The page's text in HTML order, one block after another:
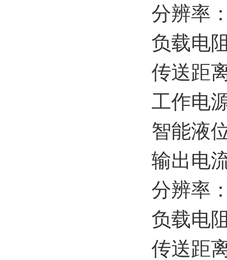
分辨率
负载电
传送距
工作电
智能液
输出电
分辨率
负载电
传送距